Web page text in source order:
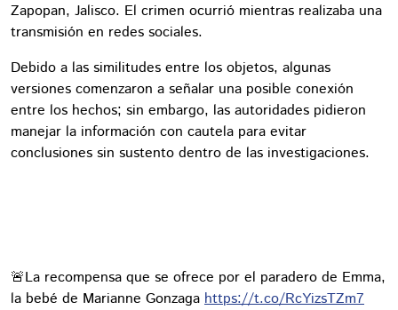
Zapopan, Jalisco. El crimen ocurrió mientras realizaba una
transmisión en redes sociales.
Debido a las similitudes entre los objetos, algunas
versiones comenzaron a señalar una posible conexión
entre los hechos; sin embargo, las autoridades pidieron
manejar la información con cautela para evitar
conclusiones sin sustento dentro de las investigaciones.
🚨La recompensa que se ofrece por el paradero de Emma,
la bebé de Marianne Gonzaga https://t.co/RcYizsTZm7